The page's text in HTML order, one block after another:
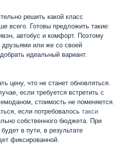
решить какой класс
всего. Готовы предложить такие:
автобус и комфорт. Поэтому
друзьями или же со своей
идеальный вариант.
цену, что не станет обновляться.
если требуется встретить с
стоимость не поменяется.
если потребовалось такси
собственного бюджета. При
в пути, в результате
фиксированной.